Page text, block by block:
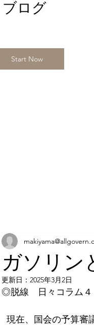
​ブログ
Start Now
ガソリン
更新日： 2025年3月2日
◎脱線　日々コラム